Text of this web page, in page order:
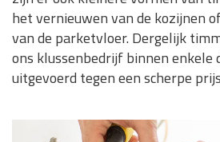
het vernieuwen van de kozijnen
van de parketvloer. Dergelijk
ons klussenbedrijf binnen enkele
uitgevoerd tegen een scherpe